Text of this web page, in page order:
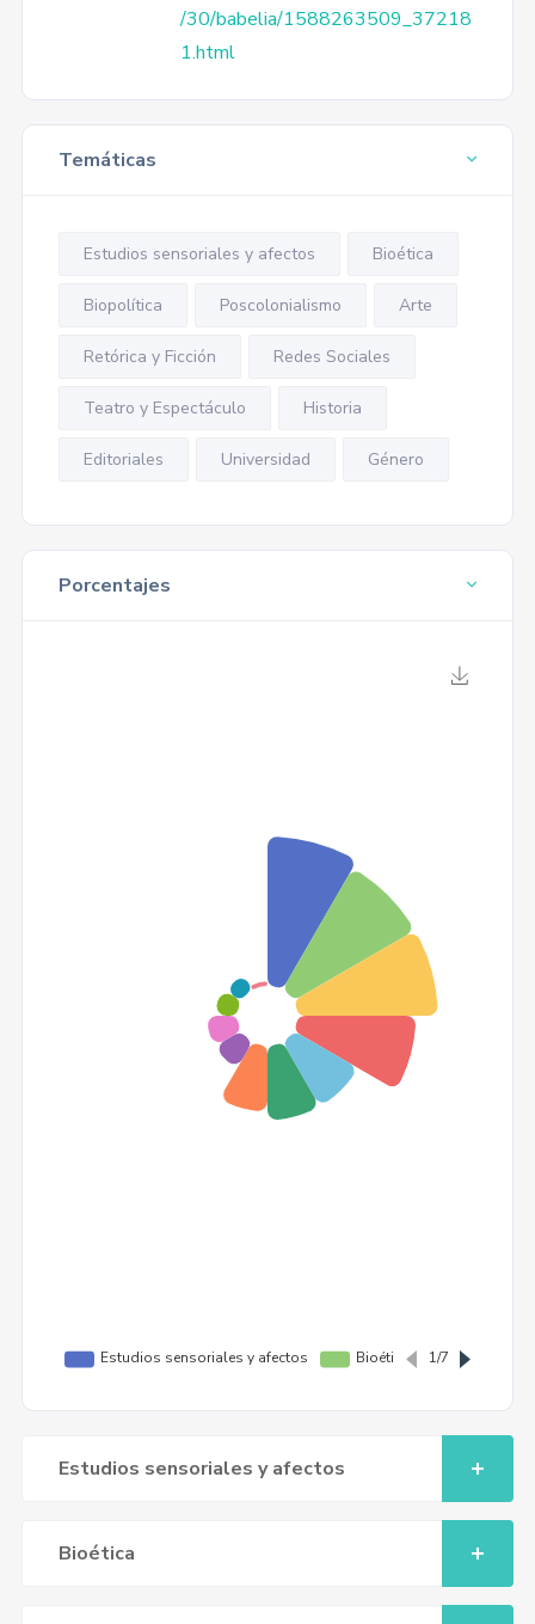
/30/babelia/1588263509_37218
1.html
Temáticas
Estudios sensoriales y afectos Bioética
Biopolítica Poscolonialismo Arte
Retórica y Ficción Redes Sociales
Teatro y Espectáculo Historia
Editoriales Universidad Género
Porcentajes
Estudios sensoriales y afectos
Bioética